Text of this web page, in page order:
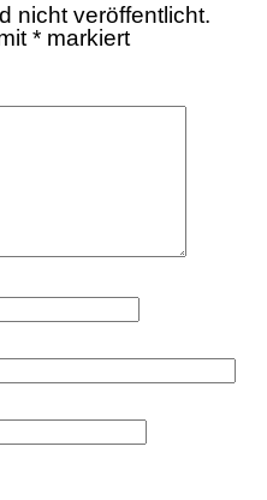
nicht veröffentlicht.
* markiert